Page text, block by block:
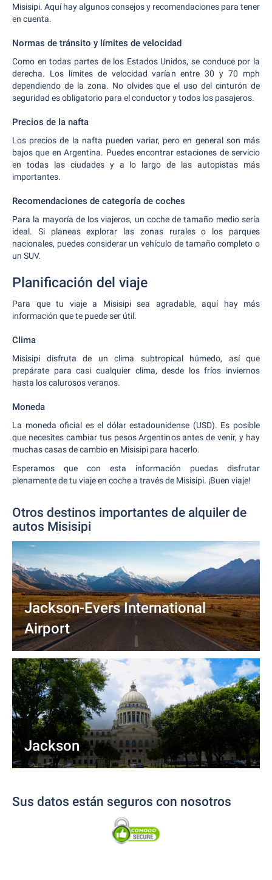
Misisipi. Aquí hay algunos consejos y recomendaciones para tener
en cuenta.
Normas de tránsito y límites de velocidad
Como en todas partes de los Estados Unidos, se conduce por la
derecha. Los límites de velocidad varían entre 30 y 70 mph
dependiendo de la zona. No olvides que el uso del cinturón de
seguridad es obligatorio para el conductor y todos los pasajeros.
Precios de la nafta
Los precios de la nafta pueden variar, pero en general son más
bajos que en Argentina. Puedes encontrar estaciones de servicio
en todas las ciudades y a lo largo de las autopistas más
importantes.
Recomendaciones de categoría de coches
Para la mayoría de los viajeros, un coche de tamaño medio sería
ideal. Si planeas explorar las zonas rurales o los parques
nacionales, puedes considerar un vehículo de tamaño completo o
un SUV.
Planificación del viaje
Para que tu viaje a Misisipi sea agradable, aquí hay más
información que te puede ser útil.
Clima
Misisipi disfruta de un clima subtropical húmedo, así que
prepárate para casi cualquier clima, desde los fríos inviernos
hasta los calurosos veranos.
Moneda
La moneda oficial es el dólar estadounidense (USD). Es posible
que necesites cambiar tus pesos Argentinos antes de venir, y hay
muchas casas de cambio en Misisipi para hacerlo.
Esperamos que con esta información puedas disfrutar
plenamente de tu viaje en coche a través de Misisipi. ¡Buen viaje!
Otros destinos importantes de alquiler de
autos Misisipi
Jackson-Evers International
Airport
Jackson
Sus datos están seguros con nosotros